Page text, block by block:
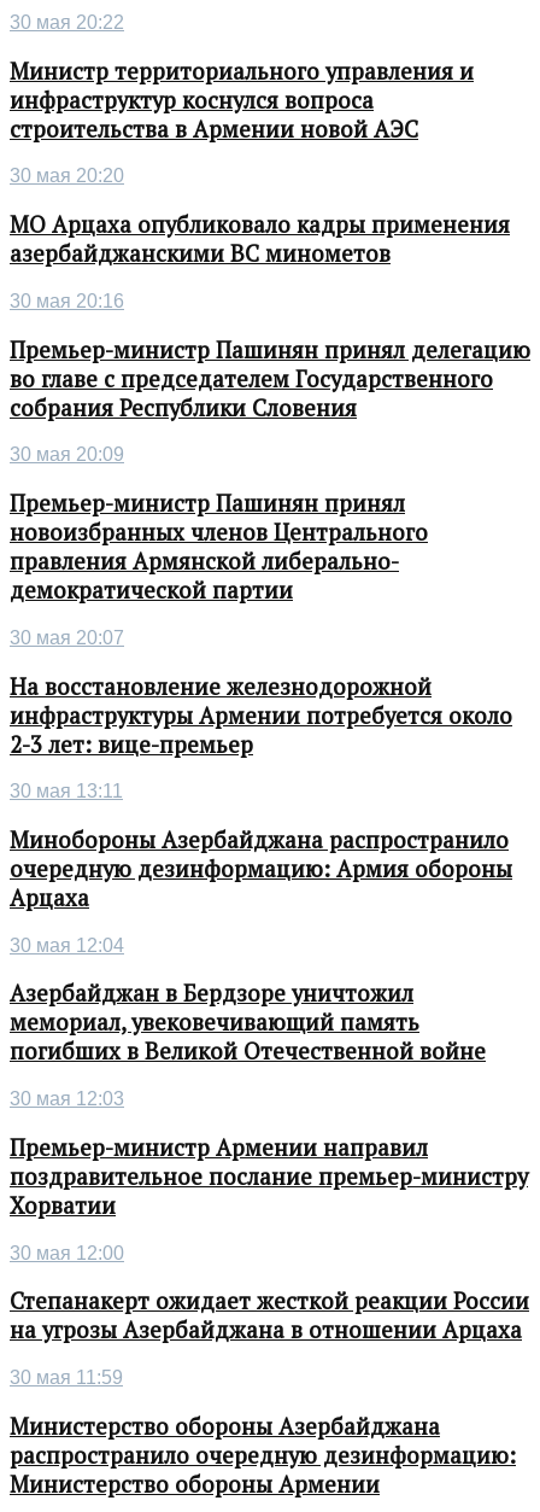
30 мая 20:22
Министр территориального управления и
инфраструктур коснулся вопроса
строительства в Армении новой АЭС
30 мая 20:20
МО Арцаха опубликовало кадры применения
азербайджанскими ВС минометов
30 мая 20:16
Премьер-министр Пашинян принял делегацию
во главе с председателем Государственного
собрания Республики Словения
30 мая 20:09
Премьер-министр Пашинян принял
новоизбранных членов Центрального
правления Армянской либерально-
демократической партии
30 мая 20:07
На восстановление железнодорожной
инфраструктуры Армении потребуется около
2-3 лет: вице-премьер
30 мая 13:11
Минобороны Азербайджана распространило
очередную дезинформацию: Армия обороны
Арцаха
30 мая 12:04
Азербайджан в Бердзоре уничтожил
мемориал, увековечивающий память
погибших в Великой Отечественной войне
30 мая 12:03
Премьер-министр Армении направил
поздравительное послание премьер-министру
Хорватии
30 мая 12:00
Степанакерт ожидает жесткой реакции России
на угрозы Азербайджана в отношении Арцаха
30 мая 11:59
Министерство обороны Азербайджана
распространило очередную дезинформацию:
Министерство обороны Армении